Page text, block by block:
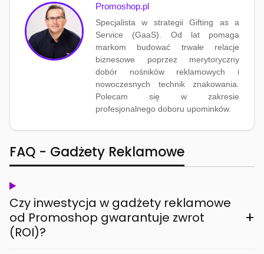
Promoshop.pl
Specjalista w strategii Gifting as a
Service (GaaS). Od lat pomaga
markom budować trwałe relacje
biznesowe poprzez merytoryczny
dobór nośników reklamowych i
nowoczesnych technik znakowania.
Polecam się w zakresie
profesjonalnego doboru upominków.
FAQ - Gadżety Reklamowe
Czy inwestycja w gadżety reklamowe
od Promoshop gwarantuje zwrot
(ROI)?
+